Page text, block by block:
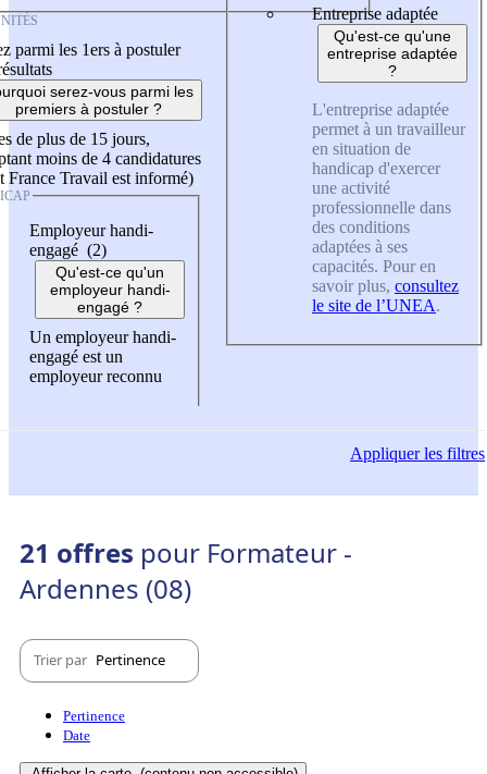
parmi les 1ers à postuler
serez-vous parmi les
premiers à postuler ?
de plus de 15 jours,
moins de 4 candidatures
France Travail est informé)
Employeur handi-
engagé (2)
Qu'est-ce qu'un
employeur handi-
engagé ?
Un employeur handi-
engagé est un
employeur reconnu
Entreprise adaptée
Qu'est-ce qu'une
entreprise adaptée
?
L'entreprise adaptée
permet à un travailleur
en situation de
handicap d'exercer
une activité
professionnelle dans
des conditions
adaptées à ses
capacités. Pour en
savoir plus, consultez
le site de l’UNEA.
Appliquerles filtres
21 offres pour Formateur -
Ardennes (08)
Trier par Pertinence
Pertinence
Date